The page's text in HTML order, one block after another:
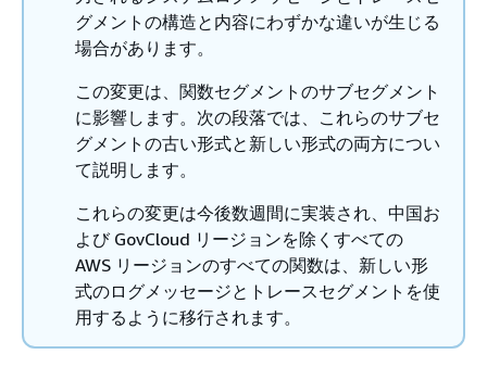
グメントの構造と内容にわずかな違いが生じる
場合があります。
この変更は、関数セグメントのサブセグメント
に影響します。次の段落では、これらのサブセ
グメントの古い形式と新しい形式の両方につい
て説明します。
これらの変更は今後数週間に実装され、中国お
よび GovCloud リージョンを除くすべての
AWS リージョンのすべての関数は、新しい形
式のログメッセージとトレースセグメントを使
用するように移行されます。